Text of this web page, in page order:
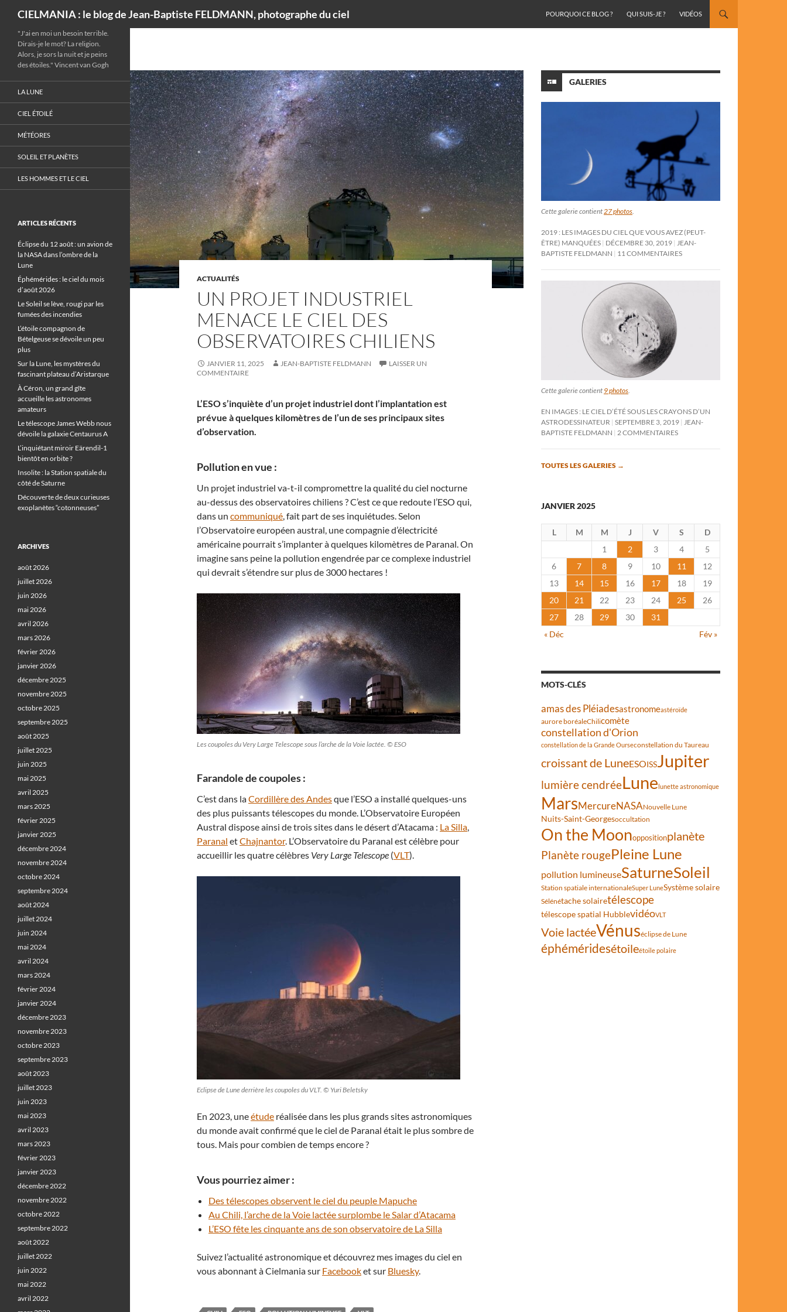
CIELMANIA : le blog de Jean-Baptiste FELDMANN, photographe du ciel
POURQUOI CE BLOG ?
QUI SUIS-JE ? VIDÉOS
ACTUALITÉS
UN PROJET INDUSTRIEL
MENACE LE CIEL DES
OBSERVATOIRES CHILIENS
JANVIER 11, 2025 JEAN-BAPTISTE FELDMANN
LAISSER UN
COMMENTAIRE
L’ESO s’inquiète d’un projet industriel dont l’implantation est
prévue à quelques kilomètres de l’un de ses principaux sites
d’observation.
Pollution en vue :
Un projet industriel va-t-il compromettre la qualité du ciel nocturne
au-dessus des observatoires chiliens ? C’est ce que redoute l’ESO qui,
dans un communiqué, fait part de ses inquiétudes. Selon
l’Observatoire européen austral, une compagnie d’électricité
américaine pourrait s’implanter à quelques kilomètres de Paranal. On
imagine sans peine la pollution engendrée par ce complexe industriel
qui devrait s’étendre sur plus de 3000 hectares !
Les coupoles du Very Large Telescope sous l’arche de la Voie lactée. © ESO
Farandole de coupoles :
C’est dans laCordillère des Andesque l’ESO a installé quelques-uns
des plus puissants télescopes du monde. L’Observatoire Européen
Austral dispose ainsi de trois sites dans le désert d’Atacama : La Silla,
Paranal etChajnantor. L’Observatoire du Paranal est célèbre pour
accueillir les quatre célèbres Very Large Telescope (VLT).
Eclipse de Lune derrière les coupoles du VLT. © Yuri Beletsky
En 2023, uneétude réalisée dans les plus grands sites astronomiques
du monde avait confirmé que le ciel de Paranal était le plus sombre de
tous. Mais pour combien de temps encore ?
Vous pourriez aimer :
Des télescopes observent le ciel du peuple Mapuche
Au Chili, l’arche de la Voie lactée surplombe le Salar d’Atacama
L’ESO fête les cinquante ans de son observatoire de La Silla
Suivez l’actualité astronomique et découvrez mes images du ciel en
vous abonnant à Cielmania sur Facebooket sur Bluesky.
GALERIES
Cette galerie contient27 photos.
2019 : LES IMAGES DU CIEL QUE VOUS AVEZ (PEUT-
ÊTRE) MANQUÉES DÉCEMBRE 30, 2019 JEAN-
BAPTISTE FELDMANN
11 COMMENTAIRES
Cette galerie contient 9 photos
EN IMAGES : LE CIEL D’ÉTÉ SOUS LES CRAYONS D’UN
ASTRODESSINATEUR SEPTEMBRE 3, 2019
JEAN-
BAPTISTE FELDMANN
2 COMMENTAIRES
TOUTES LES GALERIES →
JANVIER 2025
L M M J V S
D
1
2 3 4
5
6
7 8 9 10 11
12
13
14 15 16 17 18
19
20
21 22 23 24 25
26
27
28 29 30
31
« Déc
Fév »
MOTS-CLÉS
amas des Pléiadesastronomeastéroïde
aurore boréaleChilicomète
constellation d'Orion
constellation de la Grande Ourseconstellation du Taureau
croissant de LuneESOISSJupiter
lumière cendréeLunelunette astronomique
MarsMercureNASANouvelle Lune
Nuits-Saint-Georgesoccultation
On the Moonoppositionplanète
Planète rougePleine Lune
pollution lumineuseSaturneSoleil
Station spatiale internationaleSuper LuneSystème solaire
Sélénétache solairetélescope
télescope spatial HubblevidéoVLT
Voie lactéeVénuséclipse de Lune
éphéméridesétoileétoile polaire
"J'ai en moi un besoin terrible.
Dirais-je le mot? La religion.
Alors, je sors la nuit et je peins
des étoiles." Vincent van Gogh
LA LUNE
CIEL ÉTOILÉ
MÉTÉORES
SOLEIL ET PLANÈTES
LES HOMMES ET LE CIEL
ARTICLES RÉCENTS
Éclipse du 12 août : un avion de
la NASA dans l’ombre de la
Lune
Éphémérides : le ciel du mois
d’août 2026
Le Soleil se lève, rougi par les
fumées des incendies
L’étoile compagnon de
Bételgeuse se dévoile un peu
plus
Sur la Lune, les mystères du
fascinant plateau d’Aristarque
À Céron, un grand gîte
accueille les astronomes
amateurs
Le télescope James Webb nous
dévoile la galaxie Centaurus A
L’inquiétant miroir Eärendil-1
bientôt en orbite ?
Insolite : la Station spatiale du
côté de Saturne
Découverte de deux curieuses
exoplanètes “cotonneuses”
ARCHIVES
août 2026
juillet 2026
juin 2026
mai 2026
avril 2026
mars 2026
février 2026
janvier 2026
décembre 2025
novembre 2025
octobre 2025
septembre 2025
août 2025
juillet 2025
juin 2025
mai 2025
avril 2025
mars 2025
février 2025
janvier 2025
décembre 2024
novembre 2024
octobre 2024
septembre 2024
août 2024
juillet 2024
juin 2024
mai 2024
avril 2024
mars 2024
février 2024
janvier 2024
décembre 2023
novembre 2023
octobre 2023
septembre 2023
août 2023
juillet 2023
juin 2023
mai 2023
avril 2023
mars 2023
février 2023
janvier 2023
décembre 2022
novembre 2022
octobre 2022
septembre 2022
août 2022
juillet 2022
juin 2022
mai 2022
avril 2022